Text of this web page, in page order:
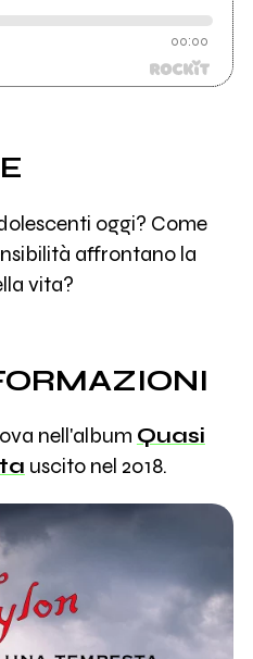
00:00
oggi? Come
affrontano la
vita?
nell'album Quasi
uscito nel 2018.